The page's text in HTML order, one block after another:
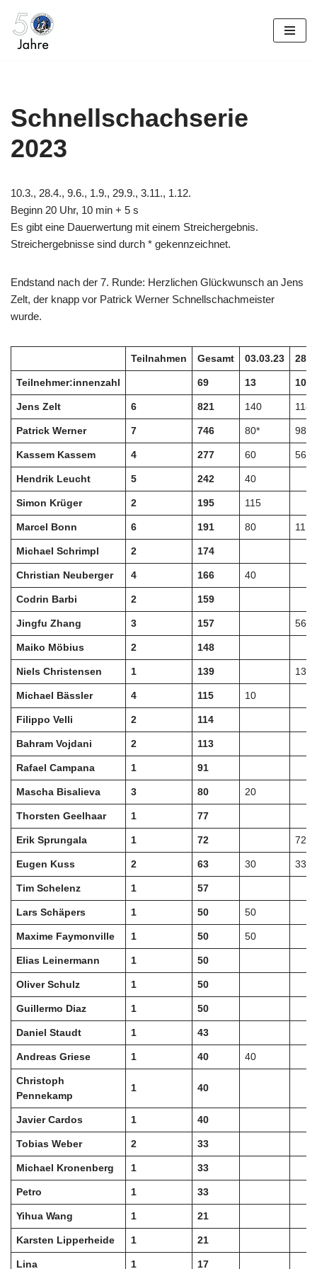
Zum
Schnellschachserie
2023
10.3., 28.4., 9.6., 1.9., 29.9., 3.11., 1.12.
Beginn 20 Uhr, 10 min + 5 s
Es gibt eine Dauerwertung mit einem Streichergebnis.
Streichergebnisse sind durch * gekennzeichnet.
Endstand nach der 7. Runde: Herzlichen Glückwunsch an Jens
Zelt, der knapp vor Patrick Werner Schnellschachmeister
wurde.
Teilnahmen Gesamt 03.03.23
Teilnehmer:innenzahl 69 13 10
Jens Zelt 6 821 140 118
Patrick Werner 7 746 80* 98
Kassem Kassem 4 277 60 56
Hendrik Leucht 5 242 40
Simon Krüger 2 195 115
Marcel Bonn 6 191 80 11
Michael Schrimpl 2 174
Christian Neuberger 4 166 40
Codrin Barbi 2 159
Jingfu Zhang 3 157 56
Maiko Möbius 2 148
Niels Christensen 1 139 139
Michael Bässler 4 115 10
Filippo Velli 2 114
Bahram Vojdani 2 113
Rafael Campana 1 91
Mascha Bisalieva 3 80 20
Thorsten Geelhaar 1 77
Erik Sprungala 1 72 72
Eugen Kuss 2 63 30 33
Tim Schelenz 1 57
Lars Schäpers 1 50 50
Maxime Faymonville 1 50 50
Elias Leinermann 1 50
Oliver Schulz 1 50
Guillermo Diaz 1 50
Daniel Staudt 1 43
Andreas Griese 1 40 40
Christoph
Pennekamp
1 40
Javier Cardos 1 40
Tobias Weber 2 33
Michael Kronenberg 1 33
Petro 1 33
Yihua Wang 1 21
Karsten Lipperheide 1 21
Lina 1 17